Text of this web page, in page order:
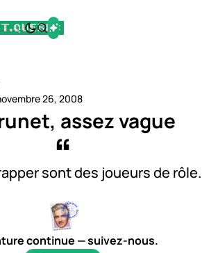
26, 2008
assez vague
sont des joueurs de rôle.
continue — suivez-nous.